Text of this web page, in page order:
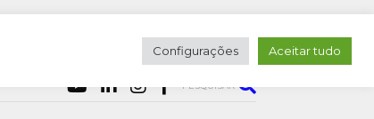
PESQUISAR
Configurações Aceitar tudo